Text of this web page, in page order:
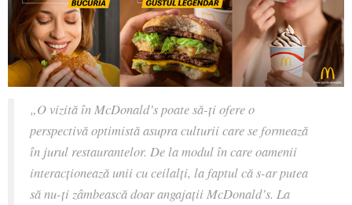
„O vizită în McDonald’s poate să-ți ofere o
perspectivă optimistă asupra culturii care se formează
în jurul restaurantelor. De la modul în care oamenii
interacționează unii cu ceilalți, la faptul că s-ar putea
să nu-ți zâmbească doar angajații McDonald’s. La